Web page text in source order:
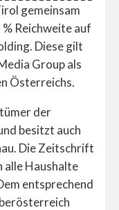
gemeinsam
Reichweite auf
Diese gilt
Group als
Österreichs.
der
besitzt auch
Die Zeitschrift
alle Haushalte
entsprechend